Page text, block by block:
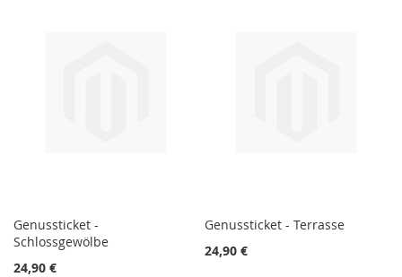
Genussticket -
Schlossgewölbe
24,90 €
Genussticket - Terrasse
24,90 €